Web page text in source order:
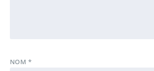
NOM *